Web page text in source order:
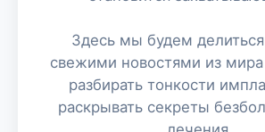
Здесь мы будем
свежими новостями из
разбирать тонкости
раскрывать секреты